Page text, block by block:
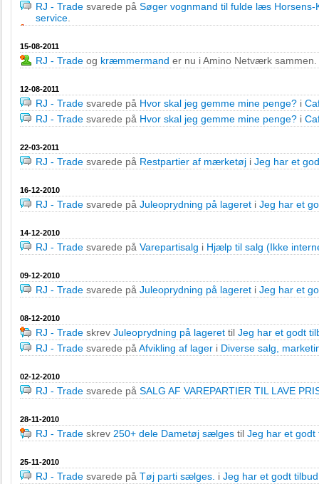
RJ - Trade svarede på Søger vognmand til fulde læs Horsens-
service
15-08-2011
RJ - Trade og kræmmermand er nu i Amino Netværk sammen.
12-08-2011
RJ - Trade svarede på Hvor skal jeg gemme mine penge? i
RJ - Trade svarede på Hvor skal jeg gemme mine penge? i
22-03-2011
RJ - Trade svarede på Restpartier af mærketøj i Jeg har et
16-12-2010
RJ - Trade svarede på Juleoprydning på lageret i Jeg har et
14-12-2010
RJ - Trade svarede på Varepartisalg i Hjælp til salg (Ikke
09-12-2010
RJ - Trade svarede på Juleoprydning på lageret i Jeg har et
08-12-2010
RJ - Trade skrev Juleoprydning på lageret til Jeg har et godt
RJ - Trade svarede på Afvikling af lager i Diverse salg,
02-12-2010
RJ - Trade svarede på SALG AF VAREPARTIER TIL LAVE
28-11-2010
RJ - Trade skrev 250+ dele Dametøj sælges til Jeg har et godt
25-11-2010
RJ - Trade svarede på Tøj parti sælges. i Jeg har et godt